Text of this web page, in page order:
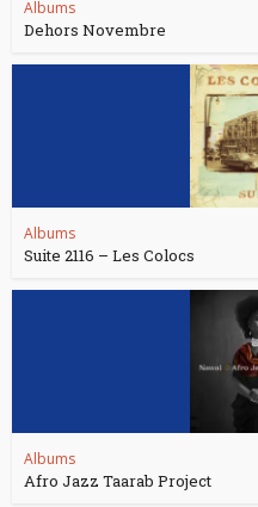
Albums
Dehors Novembre
Albums
Suite 2116 – Les Colocs
Albums
Afro Jazz Taarab Project